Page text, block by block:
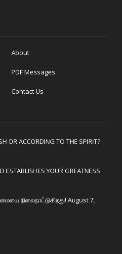
About
PDF Messages
Contact Us
OR ACCORDING TO THE SPIRIT?
ESTABLISHES YOUR GREATNESS
நிலைநாட்டுகிறது! August 7,